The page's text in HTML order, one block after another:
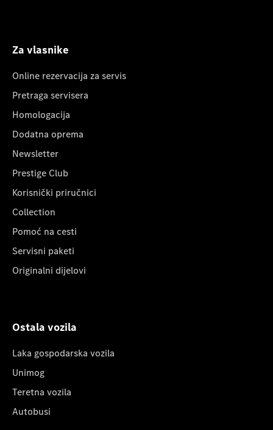
Za vlasnike
Online rezervacija za servis
Pretraga servisera
Homologacija
Dodatna oprema
Newsletter
Prestige Club
Korisnički priručnici
Collection
Pomoć na cesti
Servisni paketi
Originalni dijelovi
Ostala vozila
Laka gospodarska vozila
Unimog
Teretna vozila
Autobusi